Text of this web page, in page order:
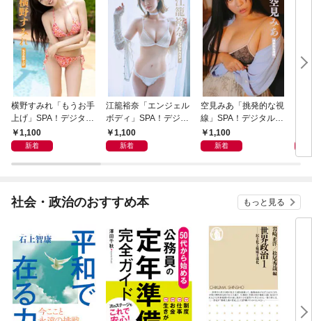
横野すみれ「もうお手
上げ」SPA！デジタル
写真集
1,100
新着
江籠裕奈「エンジェル
ボディ」SPA！デジタ
ル写真集
1,100
新着
空見みあ「挑発的な視
線」SPA！デジタル写
真集1,100
新着
の
社会・政治のおすすめ本 もっと見る